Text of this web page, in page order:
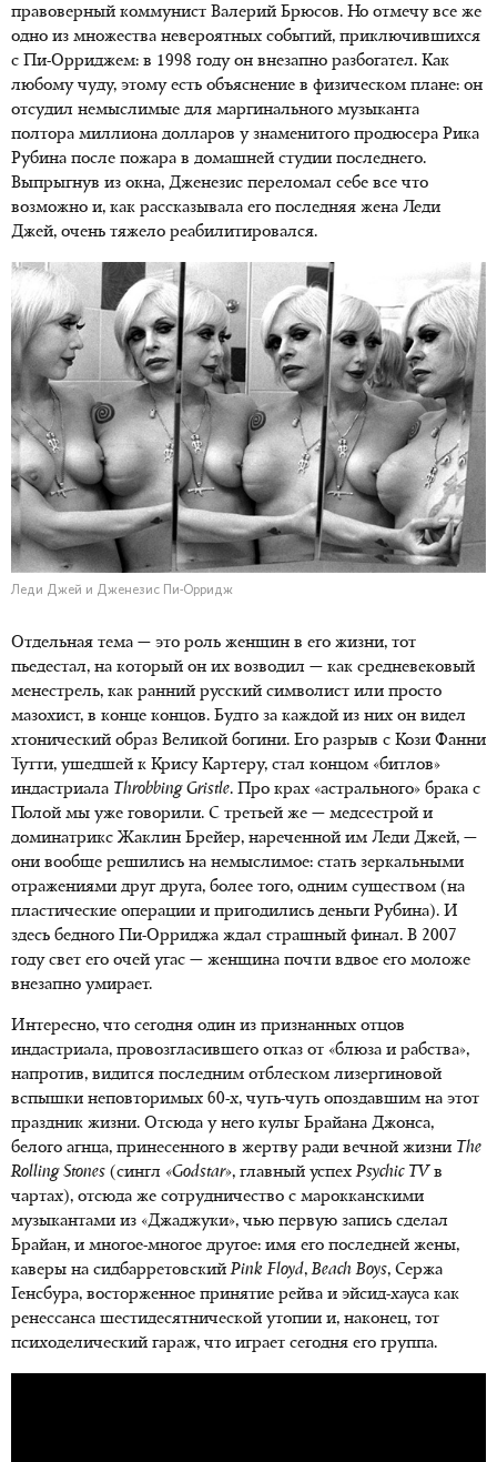
правоверный коммунист Валерий Брюсов. Но отмечу все же
одно из множества невероятных событий, приключившихся
с Пи-Орриджем: в 1998 году он внезапно разбогател. Как
любому чуду, этому есть объяснение в физическом плане: он
отсудил немыслимые для маргинального музыканта
полтора миллиона долларов у знаменитого продюсера Рика
Рубина после пожара в домашней студии последнего.
Выпрыгнув из окна, Дженезис переломал себе все что
возможно и, как рассказывала его последняя жена Леди
Джей, очень тяжело реабилитировался.
Леди Джей и Дженезис Пи-Орридж
Отдельная тема — это роль женщин в его жизни, тот
пьедестал, на который он их возводил — как средневековый
менестрель, как ранний русский символист или просто
мазохист, в конце концов. Будто за каждой из них он видел
хтонический образ Великой богини. Его разрыв с Кози Фанни
Тутти, ушедшей к Крису Картеру, стал концом «битлов»
индастриала Throbbing Gristle. Про крах «астрального» брака с
Полой мы уже говорили. С третьей же — медсестрой и
доминатрикс Жаклин Брейер, нареченной им Леди Джей, —
они вообще решились на немыслимое: стать зеркальными
отражениями друг друга, более того, одним существом (на
пластические операции и пригодились деньги Рубина). И
здесь бедного Пи-Орриджа ждал страшный финал. В 2007
году свет его очей угас — женщина почти вдвое его моложе
внезапно умирает.
Интересно, что сегодня один из признанных отцов
индастриала, провозгласившего отказ от «блюза и рабства»,
напротив, видится последним отблеском лизергиновой
вспышки неповторимых 60-х, чуть-чуть опоздавшим на этот
праздник жизни. Отсюда у него культ Брайана Джонса,
белого агнца, принесенного в жертву ради вечной жизни The
Rolling Stones (сингл «Godstar», главный успехPsychic TV в
чартах), отсюда же сотрудничество с марокканскими
музыкантами из «Джаджуки», чью первую запись сделал
Брайан, и многое-многое другое: имя его последней жены,
каверы на сидбарретовскийPinkFloyd,BeachBoys, Сержа
Генсбура, восторженное принятие рейва и эйсид-хауса как
ренессанса шестидесятнической утопии и, наконец, тот
психоделический гараж, что играет сегодня его группа.